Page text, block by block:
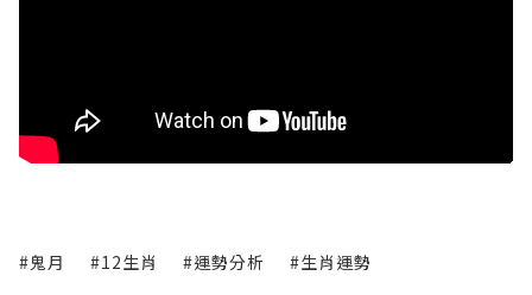
#鬼月 #12生肖 #運勢分析 #生肖運勢